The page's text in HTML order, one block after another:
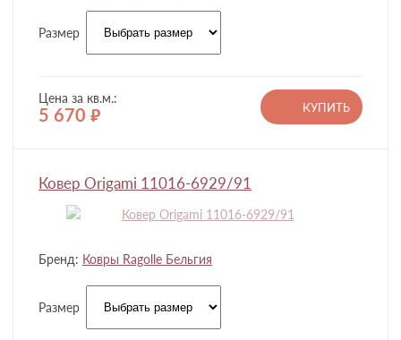
Размер
Цена за кв.м.:
5 670 руб.
КУПИТЬ
Ковер Origami 11016-6929/91
Бренд: Ковры Ragolle Бельгия
Размер